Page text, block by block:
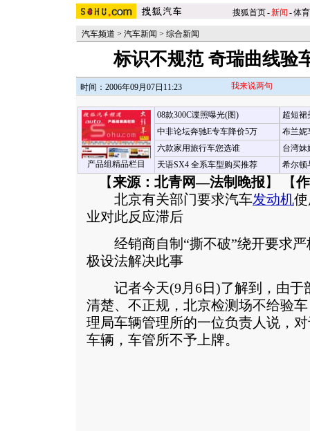
搜狐首页-新闻 -体育
汽车频道 > 汽车新闻 > 综合新闻
标识不规范 奇瑞曲线验
时间：2006年09月07日11:23 我来说两句
产品组精品栏目
08款300C谍照曝光(图)
中非论坛奔驰E专车降价5万
六款家用旅行车您选谁
天语SX4 全系车型购买推荐
超短裙
布兰妮
台湾妹
希尔顿
【来源：北青网—法制晚报 】 【
北京有关部门要求汽车发动机
业对此反应滞后
经销商自制“撕不破”绕开要求
极设法解决此事
记者今天(9月6日)了解到，由于
清楚、不正规，北京检测场不给验
理局车辆管理所的一位负责人说，
车辆，车管所不予上牌。